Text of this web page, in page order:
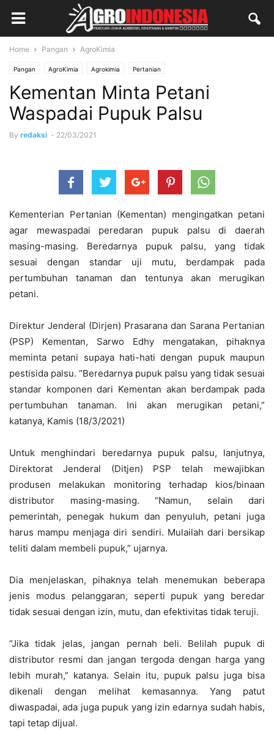
Home Pangan AgroKimia
Pangan AgroKimia Agrokimia Pertanian
Kementan Minta Petani
Waspadai Pupuk Palsu
By redaksi - 22/03/2021
Kementerian Pertanian (Kementan) mengingatkan petani
agar mewaspadai peredaran pupuk palsu di daerah
masing-masing. Beredarnya pupuk palsu, yang tidak
sesuai dengan standar uji mutu, berdampak pada
pertumbuhan tanaman dan tentunya akan merugikan
petani.
Direktur Jenderal (Dirjen) Prasarana dan Sarana Pertanian
(PSP) Kementan, Sarwo Edhy mengatakan, pihaknya
meminta petani supaya hati-hati dengan pupuk maupun
pestisida palsu. “Beredarnya pupuk palsu yang tidak sesuai
standar komponen dari Kementan akan berdampak pada
pertumbuhan tanaman. Ini akan merugikan petani,”
katanya, Kamis (18/3/2021)
Untuk menghindari beredarnya pupuk palsu, lanjutnya,
Direktorat Jenderal (Ditjen) PSP telah mewajibkan
produsen melakukan monitoring terhadap kios/binaan
distributor masing-masing. “Namun, selain dari
pemerintah, penegak hukum dan penyuluh, petani juga
harus mampu menjaga diri sendiri. Mulailah dari bersikap
teliti dalam membeli pupuk,” ujarnya.
Dia menjelaskan, pihaknya telah menemukan beberapa
jenis modus pelanggaran, seperti pupuk yang beredar
tidak sesuai dengan izin, mutu, dan efektivitas tidak teruji.
“Jika tidak jelas, jangan pernah beli. Belilah pupuk di
distributor resmi dan jangan tergoda dengan harga yang
lebih murah,” katanya. Selain itu, pupuk palsu juga bisa
dikenali dengan melihat kemasannya. Yang patut
diwaspadai, ada juga pupuk yang izin edarnya sudah habis,
tapi tetap dijual.